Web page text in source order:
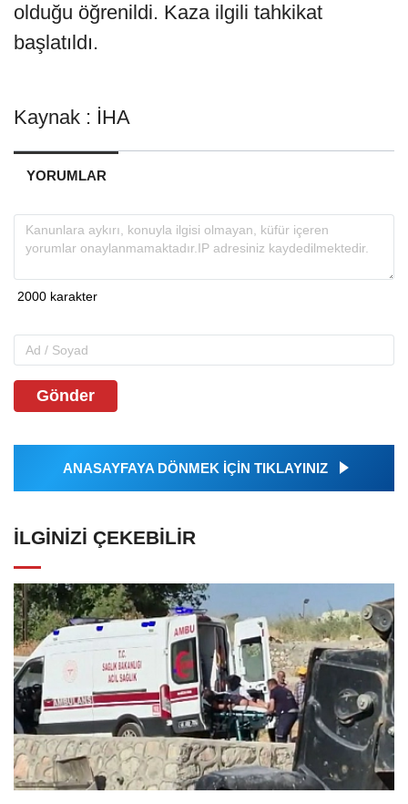
olduğu öğrenildi. Kaza ilgili tahkikat
başlatıldı.
Kaynak : İHA
YORUMLAR
Gönder
ANASAYFAYA DÖNMEK İÇİN TIKLAYINIZ
İLGINIZI ÇEKEBILIR